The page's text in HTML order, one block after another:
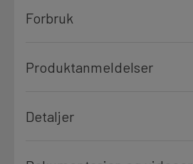
Forbruk
Produktanmeldelser
Detaljer